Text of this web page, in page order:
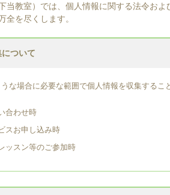
当教室）では、個人情報に関する法令お
全を尽くします。
ついて
な場合に必要な範囲で個人情報を収集するこ
合わせ時
スお申し込み時
ッスン等のご参加時